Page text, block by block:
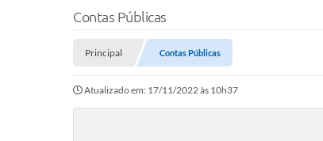
Contas Públicas
Principal Contas Públicas
Atualizado em: 17/11/2022 às 10h37